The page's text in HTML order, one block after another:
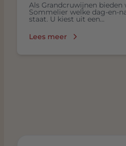
Als Grandcruwijnen bieden
Sommelier welke dag-en-
staat. U kiest uit een...
Lees meer